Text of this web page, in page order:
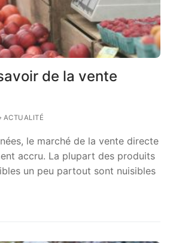
de la vente
ACTUALITÉ
le marché de la vente directe
accru. La plupart des produits
un peu partout sont nuisibles